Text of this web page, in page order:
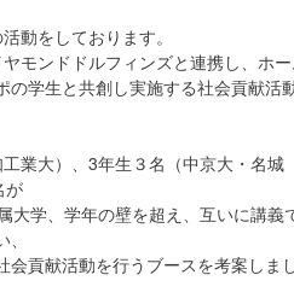
動をしております。
モンドドルフィンズと連携し、ホ
学生と共創し実施する社会貢献活
業大）、3年生３名（中京大・名城
が
大学、学年の壁を超え、互いに講義
貢献活動を行うブースを考案しま